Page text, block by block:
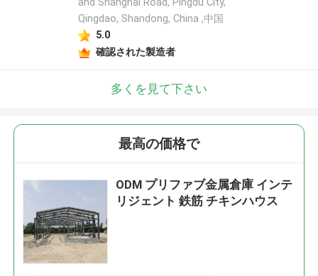
Qingdao, Shandong, China ,中国
5.0
確認された製造者
多くを見て下さい
最高の価格で
ODM プリファブ金属倉庫 インテ
リジェント 鉄筋 チキンハウス